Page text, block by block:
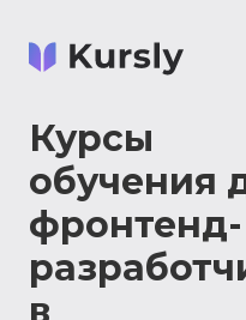
Курсы
обучения
фронтенд-
в